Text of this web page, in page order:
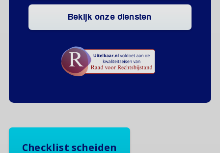
Bekijk onze diensten
Checklist scheiden